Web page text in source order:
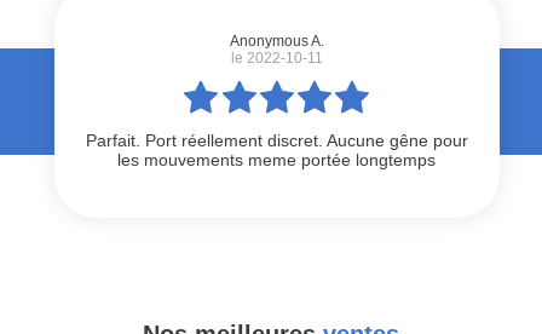
Anonymous A.
le 2022-10-11
Parfait. Port réellement discret. Aucune gêne pour
les mouvements meme portée longtemps